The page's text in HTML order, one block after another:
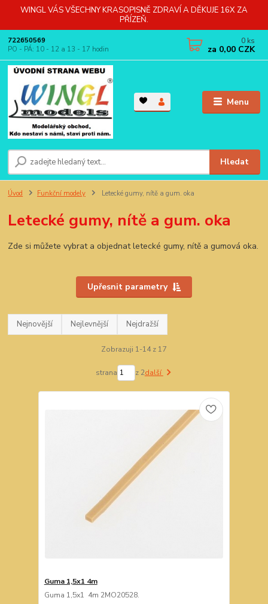
WINGL VÁS VŠECHNY KRASOPISNĚ ZDRAVÍ A DĚKUJE 16X ZA
PŘÍZEŇ.
Menu
Hledat
722650569
PO - PÁ: 10 - 12 a 13 - 17 hodin
0 ks
za 0,00 CZK
Úvod Funkční modely Letecké gumy, nítě a gum. oka
Letecké gumy, nítě a gum. oka
Zde si můžete vybrat a objednat letecké gumy, nítě a gumová oka.
Upřesnit parametry
Nejnovější Nejlevnější Nejdražší
Zobrazuji 1-14 z 17
strana z 2další
Guma 1,5x1 4m
Guma 1,5x1 4m 2MO20528.